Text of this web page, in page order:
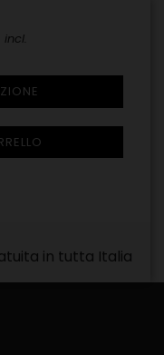
incl.
in tutta Italia